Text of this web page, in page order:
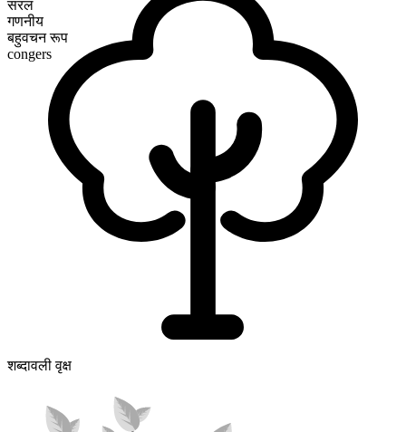
सरल
गणनीय
बहुवचन रूप
congers
शब्दावली वृक्ष